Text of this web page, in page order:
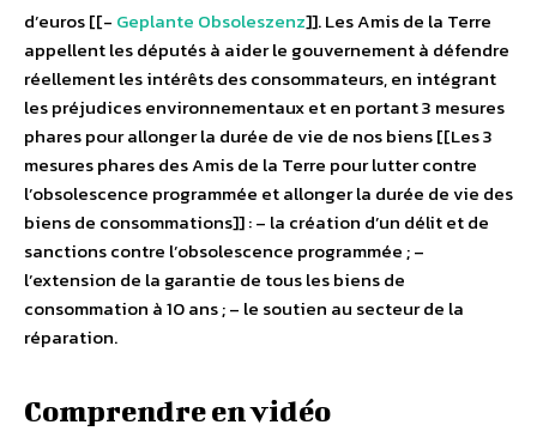
d’euros [[- Geplante Obsoleszenz]]. Les Amis de la Terre
appellent les députés à aider le gouvernement à défendre
réellement les intérêts des consommateurs, en intégrant
les préjudices environnementaux et en portant 3 mesures
phares pour allonger la durée de vie de nos biens [[Les 3
mesures phares des Amis de la Terre pour lutter contre
l’obsolescence programmée et allonger la durée de vie des
biens de consommations]] : – la création d’un délit et de
sanctions contre l’obsolescence programmée ; –
l’extension de la garantie de tous les biens de
consommation à 10 ans ; – le soutien au secteur de la
réparation.
Comprendre en vidéo